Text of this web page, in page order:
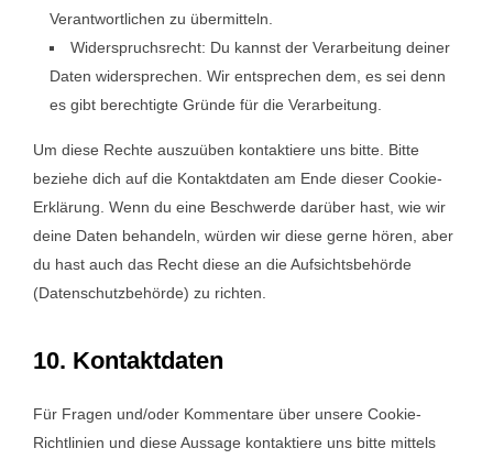
Verantwortlichen zu übermitteln.
Widerspruchsrecht: Du kannst der Verarbeitung deiner
Daten widersprechen. Wir entsprechen dem, es sei denn
es gibt berechtigte Gründe für die Verarbeitung.
Um diese Rechte auszuüben kontaktiere uns bitte. Bitte
beziehe dich auf die Kontaktdaten am Ende dieser Cookie-
Erklärung. Wenn du eine Beschwerde darüber hast, wie wir
deine Daten behandeln, würden wir diese gerne hören, aber
du hast auch das Recht diese an die Aufsichtsbehörde
(Datenschutzbehörde) zu richten.
10. Kontaktdaten
Für Fragen und/oder Kommentare über unsere Cookie-
Richtlinien und diese Aussage kontaktiere uns bitte mittels